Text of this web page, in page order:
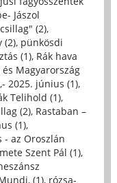
Jászol
(2),
(2), pünkösdi
(1), Rák hava
Magyarország
2025. június (1),
Telihold (1),
(2), Rastaban –
(1),
- az Oroszlán
Szent Pál (1),
(1), rózsa-